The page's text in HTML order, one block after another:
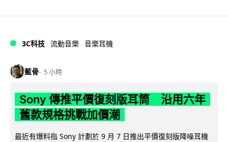
3C科技 流動音樂 音樂耳機
藍骨 5 小時
Sony 傳推平價復刻版耳筒 沿用六年
舊款規格挑戰加價潮
最近有爆料指 Sony 計劃於 9 月 7 日推出平價復刻版降噪耳機